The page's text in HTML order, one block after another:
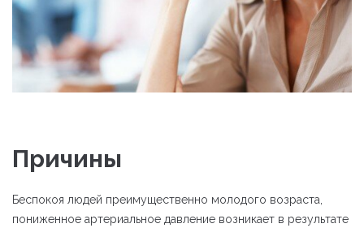
Причины
Беспокоя людей преимущественно молодого возраста,
пониженное артериальное давление возникает в результате